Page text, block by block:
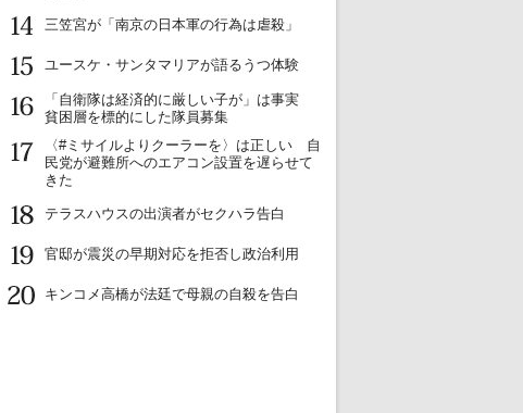
14
三笠宮が「南京の日本軍の行為は虐殺」
15
ユースケ・サンタマリアが語るうつ体験
16
「自衛隊は経済的に厳しい子が」は事実
貧困層を標的にした隊員募集
17
〈#ミサイルよりクーラーを〉は正しい 自
民党が避難所へのエアコン設置を遅らせて
きた
18
テラスハウスの出演者がセクハラ告白
19
官邸が震災の早期対応を拒否し政治利用
20
キンコメ高橋が法廷で母親の自殺を告白